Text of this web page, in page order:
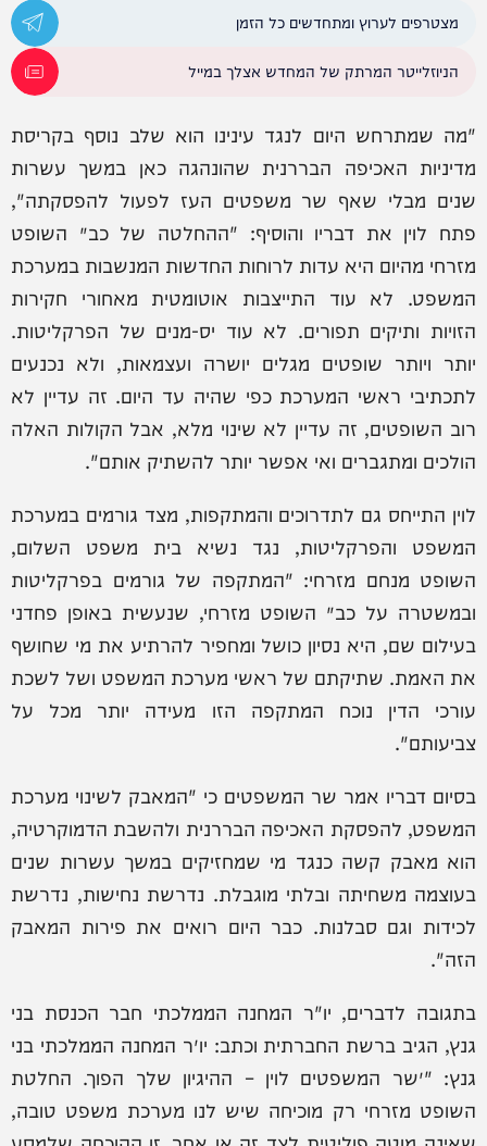
מצטרפים לערוץ ומתחדשים כל הזמן
הניוזלייטר המרתק של המחדש אצלך במייל
"מה שמתרחש היום לנגד עינינו הוא שלב נוסף בקריסת
מדיניות האכיפה הבררנית שהונהגה כאן במשך עשרות
שנים מבלי שאף שר משפטים העז לפעול להפסקתה",
פתח לוין את דבריו והוסיף: "ההחלטה של כב׳ השופט
מזרחי מהיום היא עדות לרוחות החדשות המנשבות במערכת
המשפט. לא עוד התייצבות אוטומטית מאחורי חקירות
הזויות ותיקים תפורים. לא עוד יס-מנים של הפרקליטות.
יותר ויותר שופטים מגלים יושרה ועצמאות, ולא נכנעים
לתכתיבי ראשי המערכת כפי שהיה עד היום. זה עדיין לא
רוב השופטים, זה עדיין לא שינוי מלא, אבל הקולות האלה
הולכים ומתגברים ואי אפשר יותר להשתיק אותם".
לוין התייחס גם לתדרוכים והמתקפות, מצד גורמים במערכת
המשפט והפרקליטות, נגד נשיא בית משפט השלום,
השופט מנחם מזרחי: "המתקפה של גורמים בפרקליטות
ובמשטרה על כב׳ השופט מזרחי, שנעשית באופן פחדני
בעילום שם, היא נסיון כושל ומחפיר להרתיע את מי שחושף
את האמת. שתיקתם של ראשי מערכת המשפט ושל לשכת
עורכי הדין נוכח המתקפה הזו מעידה יותר מכל על
צביעותם".
בסיום דבריו אמר שר המשפטים כי "המאבק לשינוי מערכת
המשפט, להפסקת האכיפה הבררנית ולהשבת הדמוקרטיה,
הוא מאבק קשה כנגד מי שמחזיקים במשך עשרות שנים
בעוצמה משחיתה ובלתי מוגבלת. נדרשת נחישות, נדרשת
לכידות וגם סבלנות. כבר היום רואים את פירות המאבק
הזה".
בתגובה לדברים, יו"ר המחנה הממלכתי חבר הכנסת בני
גנץ, הגיב ברשת החברתית וכתב: יו״ר המחנה הממלכתי בני
גנץ: "״שר המשפטים לוין – ההיגיון שלך הפוך. החלטת
השופט מזרחי רק מוכיחה שיש לנו מערכת משפט טובה,